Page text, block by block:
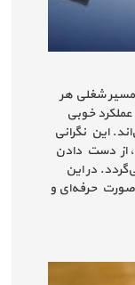
شغلی هر
خوبی
این نگرانی
از دست دادن
در این
حرفه‌ای و